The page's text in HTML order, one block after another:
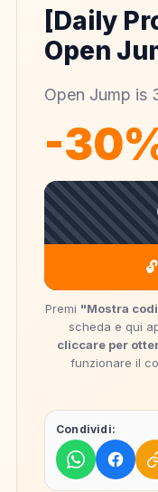
[Daily
Open
Open Jump is
-
Premi "Mostra
scheda e qui
cliccare per
funzionare il
Condividi: